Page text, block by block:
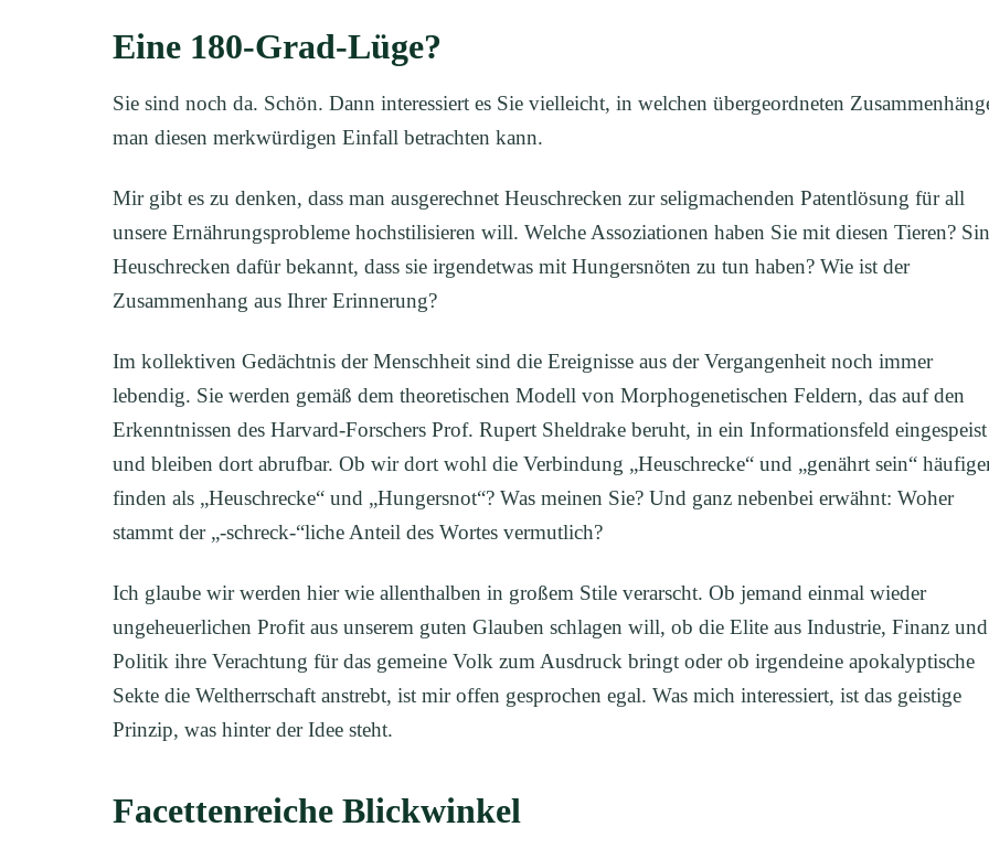
Eine 180-Grad-Lüge?
Sie sind noch da. Schön. Dann interessiert es Sie vielleicht, in welchen übergeordneten
man diesen merkwürdigen Einfall betrachten kann.
Mir gibt es zu denken, dass man ausgerechnet Heuschrecken zur seligmachenden Patentlösung für all
unsere Ernährungsprobleme hochstilisieren will. Welche Assoziationen haben Sie mit diesen Tieren?
Heuschrecken dafür bekannt, dass sie irgendetwas mit Hungersnöten zu tun haben? Wie ist der
Zusammenhang aus Ihrer Erinnerung?
Im kollektiven Gedächtnis der Menschheit sind die Ereignisse aus der Vergangenheit noch immer
lebendig. Sie werden gemäß dem theoretischen Modell von Morphogenetischen Feldern, das auf den
Erkenntnissen des Harvard-Forschers Prof. Rupert Sheldrake beruht, in ein Informationsfeld eingespeist
und bleiben dort abrufbar. Ob wir dort wohl die Verbindung „Heuschrecke“ und „genährt sein“
finden als „Heuschrecke“ und „Hungersnot“? Was meinen Sie? Und ganz nebenbei erwähnt: Woher
stammt der „-schreck-“liche Anteil des Wortes vermutlich?
Ich glaube wir werden hier wie allenthalben in großem Stile verarscht. Ob jemand einmal wieder
ungeheuerlichen Profit aus unserem guten Glauben schlagen will, ob die Elite aus Industrie, Finanz und
Politik ihre Verachtung für das gemeine Volk zum Ausdruck bringt oder ob irgendeine apokalyptische
Sekte die Weltherrschaft anstrebt, ist mir offen gesprochen egal. Was mich interessiert, ist das geistige
Prinzip, was hinter der Idee steht.
Facettenreiche Blickwinkel